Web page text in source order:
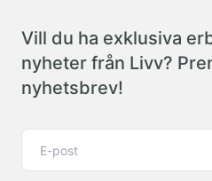
Vill du ha exklusiva
nyheter från Livv?
nyhetsbrev!